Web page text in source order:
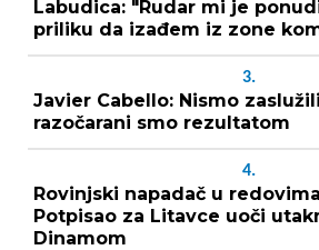
Labudica: "Rudar mi je
priliku da izađem iz zone
3.
Javier Cabello: Nismo
razočarani smo rezultatom
4.
Rovinjski napadač u
Potpisao za Litavce uoči
Dinamom